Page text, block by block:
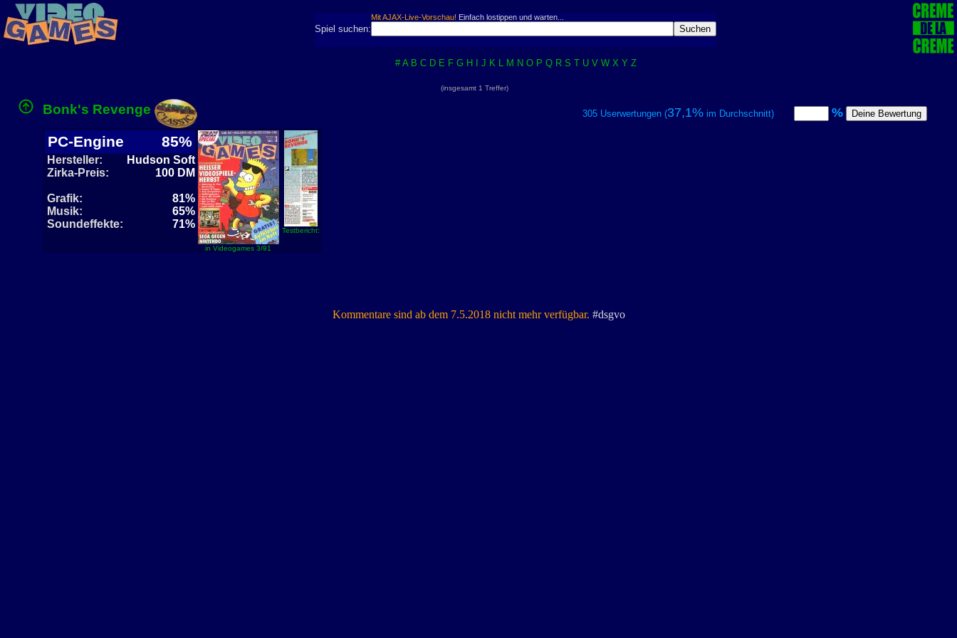
Mit AJAX-Live-Vorschau! Einfach lostippen und warten...
Spiel suchen:
# A B C D E F G H J K L M N O P Q R S T U V W X Y Z
(insgesamt 1 Treffer)
Bonk's Revenge 305 Userwertungen (37,1%im Durchschnitt) %
PC-Engine 85%
Hersteller:
Hudson Soft
Zirka-Preis:
100 DM
Grafik:
81%
Musik:
65%
Soundeffekte:
71%
in Videogames 3/91
Testbericht:
Kommentare sind ab dem 7.5.2018 nicht mehr verfügbar. #dsgvo